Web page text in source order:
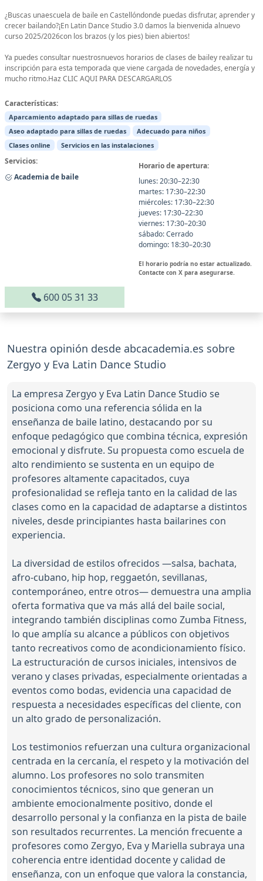
¿Buscas unaescuela de baile en Castellóndonde puedas disfrutar, aprender y
crecer bailando?¡En Latin Dance Studio 3.0 damos la bienvenida alnuevo
curso 2025/2026con los brazos (y los pies) bien abiertos!
Ya puedes consultar nuestrosnuevos horarios de clases de bailey realizar tu
inscripción para esta temporada que viene cargada de novedades, energía y
mucho ritmo.Haz CLIC AQUI PARA DESCARGARLOS
Características:
Aparcamiento adaptado para sillas de ruedas
Aseo adaptado para sillas de ruedas
Adecuado para niños
Clases online
Servicios en las instalaciones
Servicios:
Academia de baile
Horario de apertura:
lunes: 20:30–22:30
martes: 17:30–22:30
miércoles: 17:30–22:30
jueves: 17:30–22:30
viernes: 17:30–20:30
sábado: Cerrado
domingo: 18:30–20:30
El horario podría no estar actualizado.
Contacte con X para asegurarse.
600 05 31 33
Nuestra opinión desde abcacademia.es sobre
Zergyo y Eva Latin Dance Studio
La empresa Zergyo y Eva Latin Dance Studio se
posiciona como una referencia sólida en la
enseñanza de baile latino, destacando por su
enfoque pedagógico que combina técnica, expresión
emocional y disfrute. Su propuesta como escuela de
alto rendimiento se sustenta en un equipo de
profesores altamente capacitados, cuya
profesionalidad se refleja tanto en la calidad de las
clases como en la capacidad de adaptarse a distintos
niveles, desde principiantes hasta bailarines con
experiencia.
La diversidad de estilos ofrecidos —salsa, bachata,
afro-cubano, hip hop, reggaetón, sevillanas,
contemporáneo, entre otros— demuestra una amplia
oferta formativa que va más allá del baile social,
integrando también disciplinas como Zumba Fitness,
lo que amplía su alcance a públicos con objetivos
tanto recreativos como de acondicionamiento físico.
La estructuración de cursos iniciales, intensivos de
verano y clases privadas, especialmente orientadas a
eventos como bodas, evidencia una capacidad de
respuesta a necesidades específicas del cliente, con
un alto grado de personalización.
Los testimonios refuerzan una cultura organizacional
centrada en la cercanía, el respeto y la motivación del
alumno. Los profesores no solo transmiten
conocimientos técnicos, sino que generan un
ambiente emocionalmente positivo, donde el
desarrollo personal y la confianza en la pista de baile
son resultados recurrentes. La mención frecuente a
profesores como Zergyo, Eva y Mariella subraya una
coherencia entre identidad docente y calidad de
enseñanza, con un enfoque que valora la constancia,